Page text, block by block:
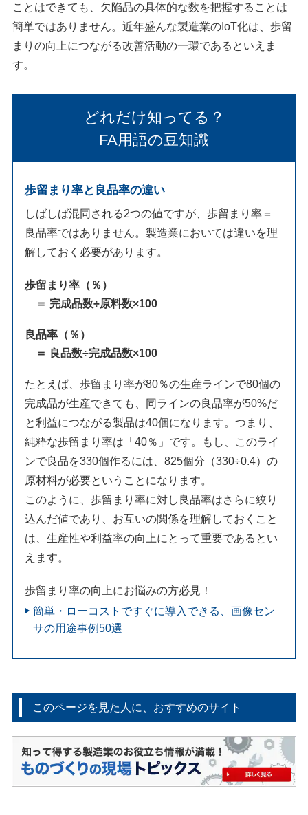
ことはできても、欠陥品の具体的な数を把握することは
簡単ではありません。近年盛んな製造業のIoT化は、歩留
まりの向上につながる改善活動の一環であるといえま
す。
どれだけ知ってる？
FA用語の豆知識
歩留まり率と良品率の違い
しばしば混同される2つの値ですが、歩留まり率＝
良品率ではありません。製造業においては違いを理
解しておく必要があります。
歩留まり率（％）
＝ 完成品数÷原料数×100
良品率（％）
＝ 良品数÷完成品数×100
たとえば、歩留まり率が80％の生産ラインで80個の
完成品が生産できても、同ラインの良品率が50%だ
と利益につながる製品は40個になります。つまり、
純粋な歩留まり率は「40％」です。もし、このライ
ンで良品を330個作るには、825個分（330÷0.4）の
原材料が必要ということになります。
このように、歩留まり率に対し良品率はさらに絞り
込んだ値であり、お互いの関係を理解しておくこと
は、生産性や利益率の向上にとって重要であるとい
えます。
歩留まり率の向上にお悩みの方必見！
簡単・ローコストですぐに導入できる、画像セン
サの用途事例50選
このページを見た人に、おすすめのサイト